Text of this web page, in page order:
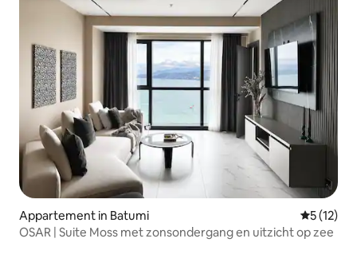
Appartement in Batumi
5 (12)
OSAR | Suite Moss met zonsondergang en uitzicht op zee